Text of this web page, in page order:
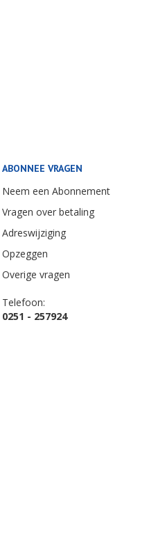
ABONNEE VRAGEN
Neem een Abonnement
Vragen over betaling
Adreswijziging
Opzeggen
Overige vragen
Telefoon:
0251 - 257924